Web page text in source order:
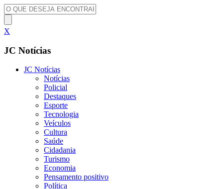
X
JC Notícias
JC Notícias
Notícias
Policial
Destaques
Esporte
Tecnologia
Veículos
Cultura
Saúde
Cidadania
Turismo
Economia
Pensamento positivo
Política